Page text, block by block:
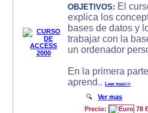
OBJETIVOS: El
explica los
bases de datos y
trabajar con la
un ordenador
En la primera
aprend..Leer mas>>
🔍Ver mas
Precio:
78